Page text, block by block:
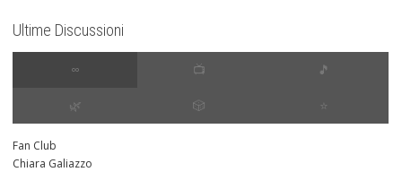
Ultime Discussioni
∞ 📺 🎵
🌿 🎲 ⭐️
Fan Club
Chiara Galiazzo